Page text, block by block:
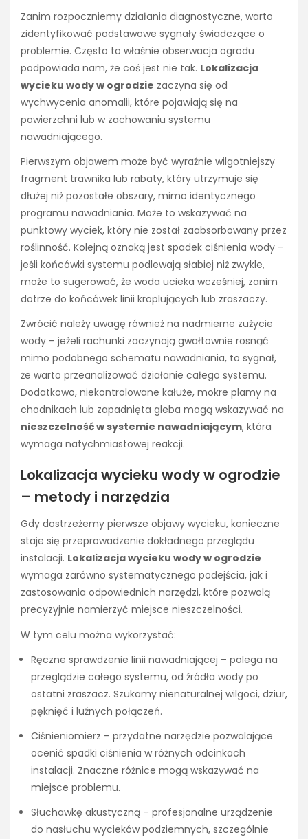
Zanim rozpoczniemy działania diagnostyczne, warto
zidentyfikować podstawowe sygnały świadczące o
problemie. Często to właśnie obserwacja ogrodu
podpowiada nam, że coś jest nie tak. Lokalizacja
wycieku wody w ogrodzie zaczyna się od
wychwycenia anomalii, które pojawiają się na
powierzchni lub w zachowaniu systemu
nawadniającego.
Pierwszym objawem może być wyraźnie wilgotniejszy
fragment trawnika lub rabaty, który utrzymuje się
dłużej niż pozostałe obszary, mimo identycznego
programu nawadniania. Może to wskazywać na
punktowy wyciek, który nie został zaabsorbowany przez
roślinność. Kolejną oznaką jest spadek ciśnienia wody –
jeśli końcówki systemu podlewają słabiej niż zwykle,
może to sugerować, że woda ucieka wcześniej, zanim
dotrze do końcówek linii kroplujących lub zraszaczy.
Zwrócić należy uwagę również na nadmierne zużycie
wody – jeżeli rachunki zaczynają gwałtownie rosnąć
mimo podobnego schematu nawadniania, to sygnał,
że warto przeanalizować działanie całego systemu.
Dodatkowo, niekontrolowane kałuże, mokre plamy na
chodnikach lub zapadnięta gleba mogą wskazywać na
nieszczelność w systemie nawadniającym, która
wymaga natychmiastowej reakcji.
Lokalizacja wycieku wody w ogrodzie
– metody i narzędzia
Gdy dostrzeżemy pierwsze objawy wycieku, konieczne
staje się przeprowadzenie dokładnego przeglądu
instalacji. Lokalizacja wycieku wody w ogrodzie
wymaga zarówno systematycznego podejścia, jak i
zastosowania odpowiednich narzędzi, które pozwolą
precyzyjnie namierzyć miejsce nieszczelności.
W tym celu można wykorzystać:
Ręczne sprawdzenie linii nawadniającej – polega na
przeglądzie całego systemu, od źródła wody po
ostatni zraszacz. Szukamy nienaturalnej wilgoci, dziur,
pęknięć i luźnych połączeń.
Ciśnieniomierz – przydatne narzędzie pozwalające
ocenić spadki ciśnienia w różnych odcinkach
instalacji. Znaczne różnice mogą wskazywać na
miejsce problemu.
Słuchawkę akustyczną – profesjonalne urządzenie
do nasłuchu wycieków podziemnych, szczególnie